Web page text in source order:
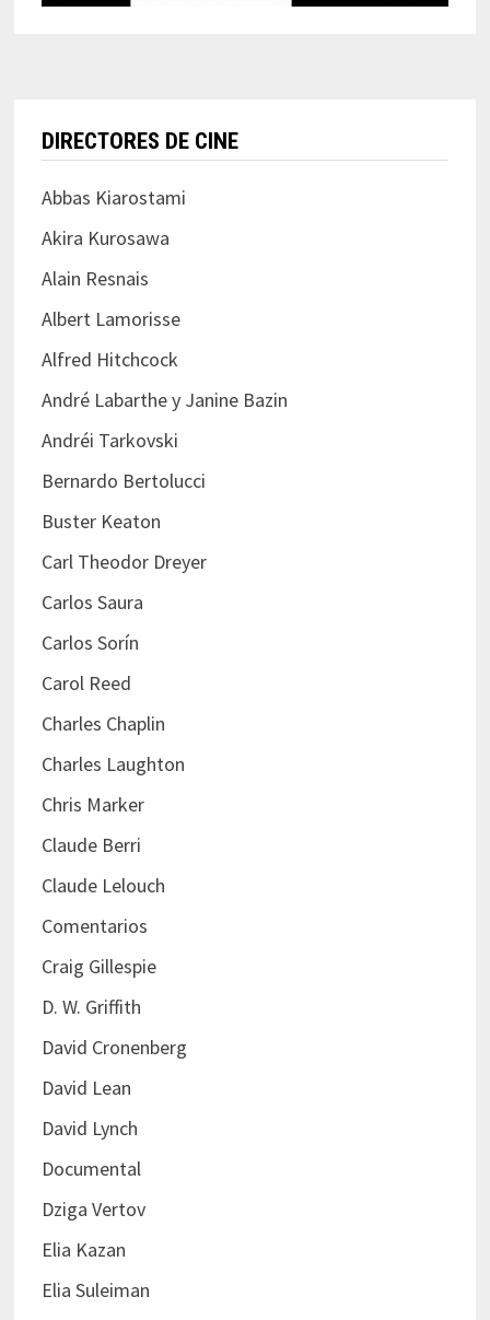
DIRECTORES DE CINE
Abbas Kiarostami
Akira Kurosawa
Alain Resnais
Albert Lamorisse
Alfred Hitchcock
André Labarthe y Janine Bazin
Andréi Tarkovski
Bernardo Bertolucci
Buster Keaton
Carl Theodor Dreyer
Carlos Saura
Carlos Sorín
Carol Reed
Charles Chaplin
Charles Laughton
Chris Marker
Claude Berri
Claude Lelouch
Comentarios
Craig Gillespie
D. W. Griffith
David Cronenberg
David Lean
David Lynch
Documental
Dziga Vertov
Elia Kazan
Elia Suleiman